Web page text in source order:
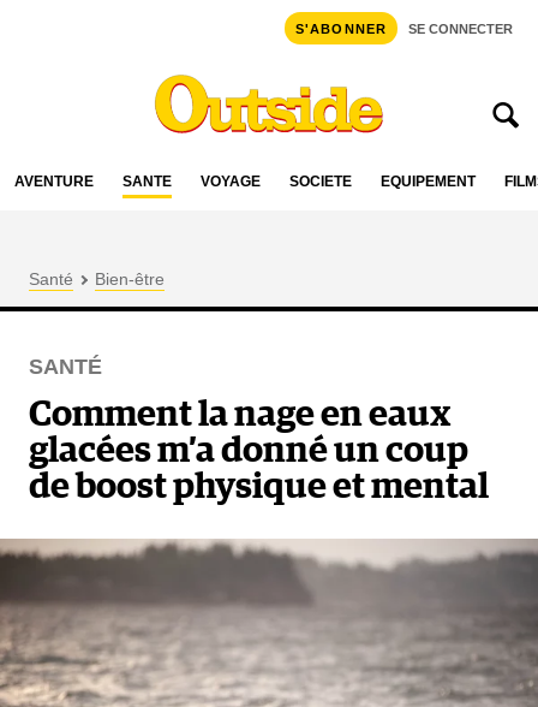
S'ABONNER SE CONNECTER
AVENTURE SANTÉ VOYAGE SOCIÉTÉ ÉQUIPEMENT
Santé Bien-être
SANTÉ
Comment la nage en eaux
glacées m’a donné un coup
de boost physique et mental